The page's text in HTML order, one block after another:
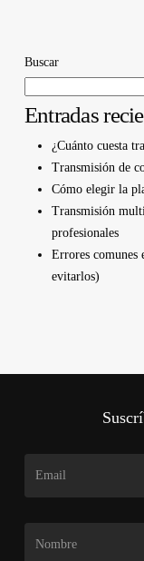
Buscar
Entradas
¿Cuánto cuesta
Transmisión de
Cómo elegir la
Transmisión
profesionales
Errores comunes
evitarlos)